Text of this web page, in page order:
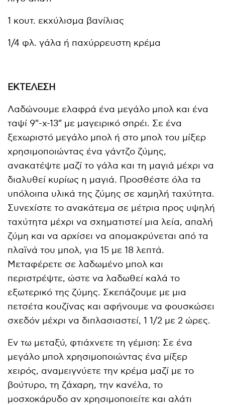
1 κουτ. εκχύλισμα βανίλιας
1/4 φλ. γάλα ή παχύρρευστη κρέμα
ΕΚΤΕΛΕΣΗ
Λαδώνουμε ελαφρά ένα μεγάλο μπολ και ένα
ταψί 9″-x-13″ με μαγειρικό σπρέι. Σε ένα
ξεχωριστό μεγάλο μπολ ή στο μπολ του μίξερ
χρησιμοποιώντας ένα γάντζο ζύμης,
ανακατέψτε μαζί το γάλα και τη μαγιά μέχρι να
διαλυθεί κυρίως η μαγιά. Προσθέστε όλα τα
υπόλοιπα υλικά της ζύμης σε χαμηλή ταχύτητα.
Συνεχίστε το ανακάτεμα σε μέτρια προς υψηλή
ταχύτητα μέχρι να σχηματιστεί μια λεία, απαλή
ζύμη και να αρχίσει να απομακρύνεται από τα
πλαϊνά του μπολ, για 15 με 18 λεπτά.
Μεταφέρετε σε λαδωμένο μπολ και
περιστρέψτε, ώστε να λαδωθεί καλά το
εξωτερικό της ζύμης. Σκεπάζουμε με μια
πετσέτα κουζίνας και αφήνουμε να φουσκώσει
σχεδόν μέχρι να διπλασιαστεί, 1 1/2 με 2 ώρες.
Εν τω μεταξύ, φτιάχνετε τη γέμιση: Σε ένα
μεγάλο μπολ χρησιμοποιώντας ένα μίξερ
χειρός, αναμειγνύετε την κρέμα μαζί με το
βούτυρο, τη ζάχαρη, την κανέλα, το
μοσχοκάρυδο αν χρησιμοποιείτε και αλάτι